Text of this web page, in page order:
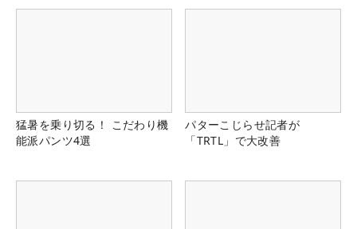
猛暑を乗り切る！ こだわり機
能派パンツ4選
パターこじらせ記者が
「TRTL」で大改善